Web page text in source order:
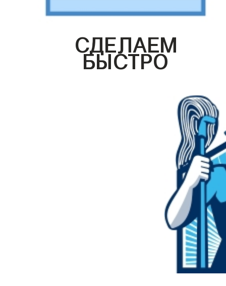
СДЕЛАЕМ
БЫСТРО